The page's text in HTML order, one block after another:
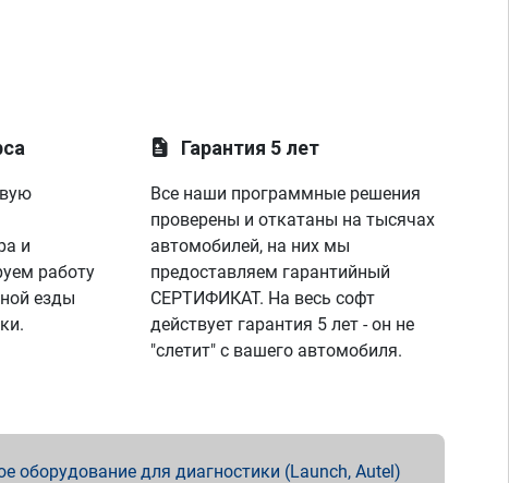
и
работу
езды
Гарантия 5 лет
Все наши программные решения
проверены и откатаны на тысячах
автомобилей, на них мы
предоставляем гарантийный
СЕРТИФИКАТ. На весь софт
действует гарантия 5 лет - он не
"слетит" с вашего автомобиля.
для диагностики (Launch, Autel)